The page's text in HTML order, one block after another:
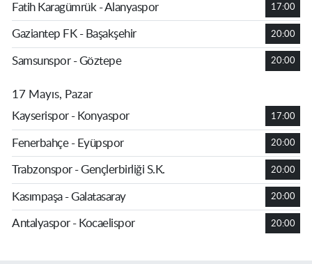
Fatih Karagümrük - Alanyaspor
17:00
Gaziantep FK - Başakşehir 20:00
Samsunspor - Göztepe 20:00
17 Mayıs, Pazar
Kayserispor - Konyaspor
17:00
Fenerbahçe - Eyüpspor 20:00
Trabzonspor - Gençlerbirliği S.K. 20:00
Kasımpaşa - Galatasaray 20:00
Antalyaspor - Kocaelispor 20:00